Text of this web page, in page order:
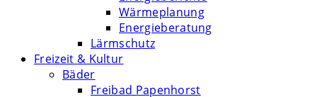
Wärmeplanung
Energieberatung
Lärmschutz
Freizeit & Kultur
Bäder
Freibad Papenhorst